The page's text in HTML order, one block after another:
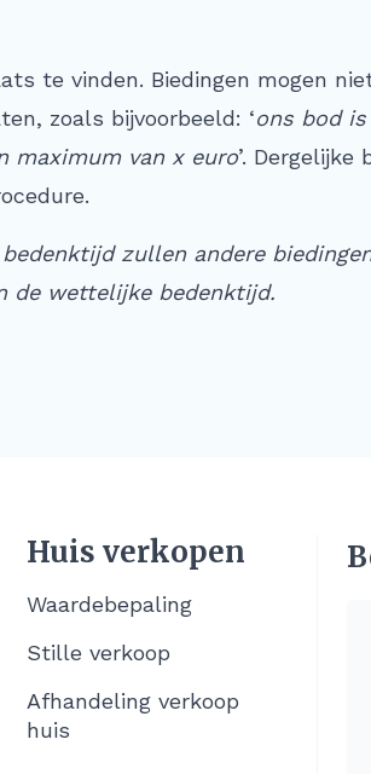
te vinden. Biedingen mogen
zoals bijvoorbeeld: ‘ons bod
maximum van x euro’.
zullen andere
de wettelijke bedenktijd.
Huis verkopen
Waardebepaling
Stille verkoop
Afhandeling verkoop
huis